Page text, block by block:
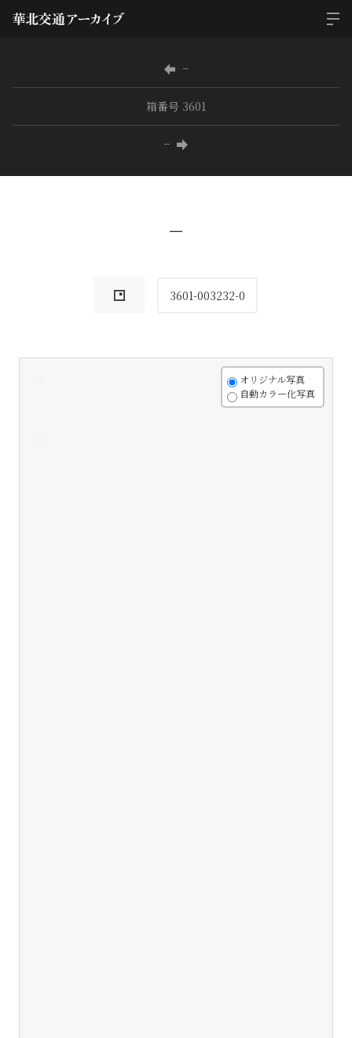
−
箱番号 3601
−
−
3601-003232-0
オリジナル写真
自動カラー化写真